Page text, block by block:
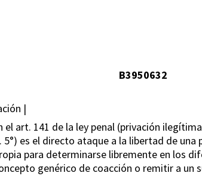
B3950632
|
art. 141 de la ley penal (privación
5°) es el directo ataque a la libertad de
para determinarse libremente en los
genérico de coacción o remitir a un